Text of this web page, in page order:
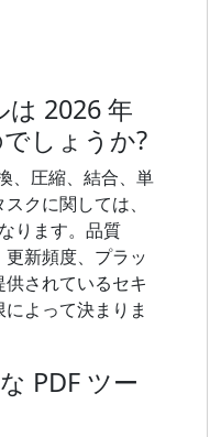
は 2026 年
しょうか?
、圧縮、結合、単
クに関しては、
ります。品質
新頻度、プラッ
供されているセキ
よって決まりま
PDF ツー